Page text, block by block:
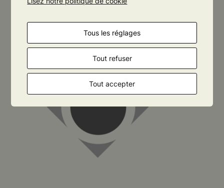
ASSOCIATION LOI 1901
Tous les réglages
Tout refuser
Tout accepter